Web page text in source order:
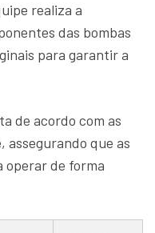
realiza a
das bombas
para garantir a
de acordo com as
que as
operar de forma